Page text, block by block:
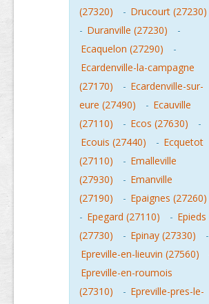
(27320)
- Drucourt (27230)
- Duranville (27230)
-
Ecaquelon (27290)
-
Ecardenville-la-campagne
(27170)
- Ecardenville-sur-
eure (27490)
- Ecauville
(27110)
- Ecos (27630)
-
Ecouis (27440)
- Ecquetot
(27110)
- Emalleville
(27930)
- Emanville
(27190)
- Epaignes (27260)
- Epegard (27110) - Epieds
(27730)
- Epinay (27330)
-
Epreville-en-lieuvin (27560)
Epreville-en-roumois
(27310)
- Epreville-pres-le-